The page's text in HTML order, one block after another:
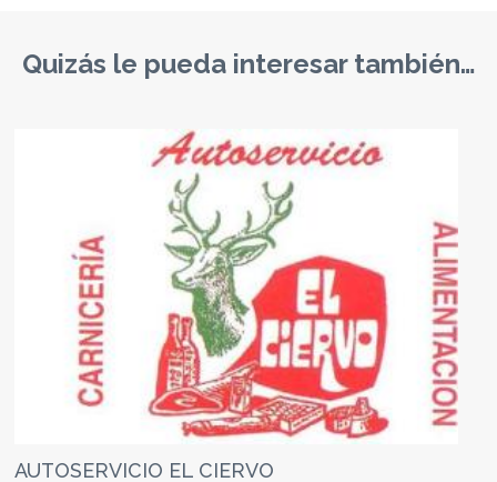
Quizás le pueda interesar también…
AUTOSERVICIO EL CIERVO